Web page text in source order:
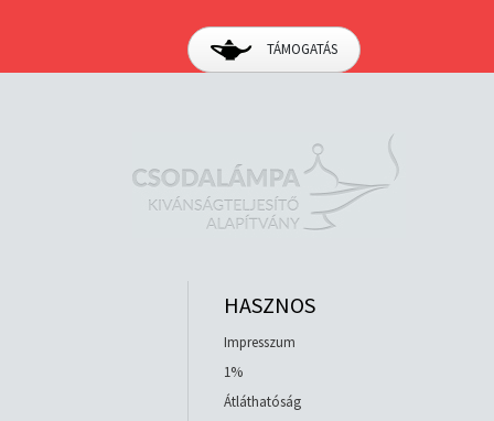
TÁMOGATÁS
HASZNOS
Impresszum
1%
Átláthatóság